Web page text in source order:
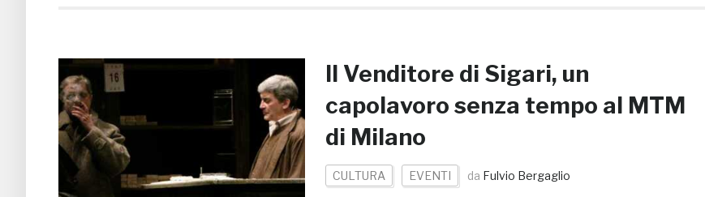
Il Venditore di Sigari, un
capolavoro senza tempo al MTM
di Milano
CULTURA EVENTI da Fulvio Bergaglio